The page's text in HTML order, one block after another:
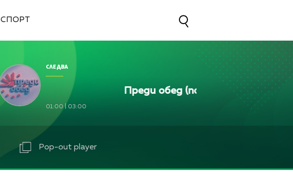
СПОРТ
СЛЕДВА
Преди обед (повторение)
01:00 | 03:00
Pop-out player